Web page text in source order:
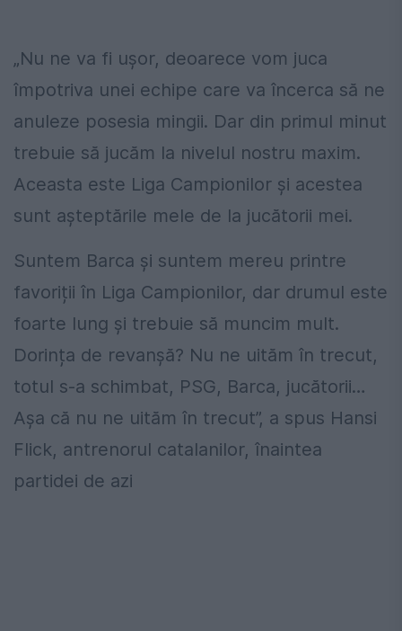
„Nu ne va fi ușor, deoarece vom juca
împotriva unei echipe care va încerca să ne
anuleze posesia mingii. Dar din primul minut
trebuie să jucăm la nivelul nostru maxim.
Aceasta este Liga Campionilor și acestea
sunt așteptările mele de la jucătorii mei.
Suntem Barca și suntem mereu printre
favoriții în Liga Campionilor, dar drumul este
foarte lung și trebuie să muncim mult.
Dorința de revanșă? Nu ne uităm în trecut,
totul s-a schimbat, PSG, Barca, jucătorii…
Așa că nu ne uităm în trecut”, a spus Hansi
Flick, antrenorul catalanilor, înaintea
partidei de azi